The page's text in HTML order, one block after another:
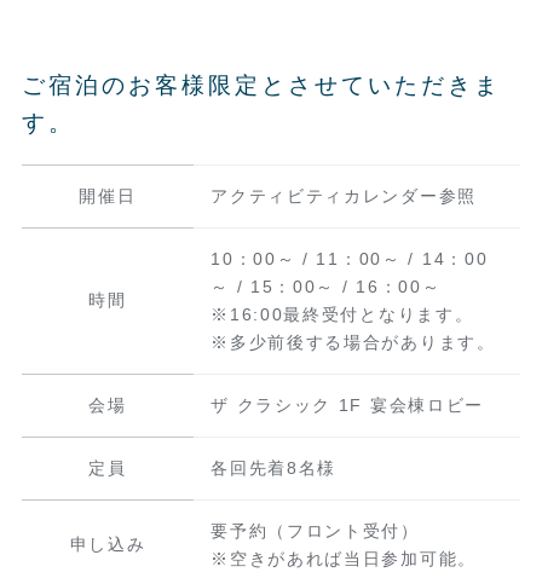
ご宿泊のお客様限定とさせていただきま
す。
開催日 アクティビティカレンダー参照
時間
10：00～ / 11：00～ / 14：00
～ / 15：00～ / 16：00～
※16:00最終受付となります。
※多少前後する場合があります。
会場 ザ クラシック 1F 宴会棟ロビー
定員 各回先着8名様
申し込み
要予約（フロント受付）
※空きがあれば当日参加可能。